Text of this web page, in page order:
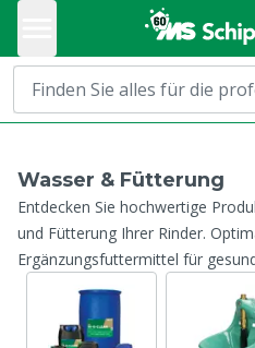
Wasser & Fütterung
Entdecken Sie hochwertige
und Fütterung Ihrer Rinder.
Ergänzungsfuttermittel für